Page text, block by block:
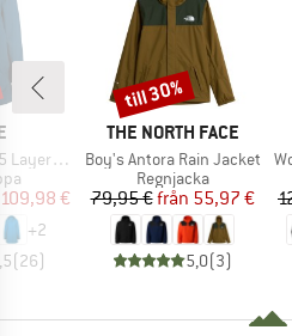
Coat
pris
109,98 €
+2
(26)
VARUMÄRKE
THE NORTH FACE
Produkter
Boy's Antora Rain Jacket
Produktgrupp
Regnjacka
Pris
79,95 € Reducerat pris
från 55,97 €
5,0(3)
Rabatt
till 30%